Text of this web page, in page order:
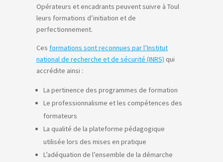
Opérateurs et encadrants peuvent suivre à Toul
leurs formations d’initiation et de
perfectionnement.
Ces formations sont reconnues par l’Institut
national de recherche et de sécurité (INRS) qui
accrédite ainsi :
La pertinence des programmes de formation
Le professionnalisme et les compétences des
formateurs
La qualité de la plateforme pédagogique
utilisée lors des mises en pratique
L’adéquation de l’ensemble de la démarche